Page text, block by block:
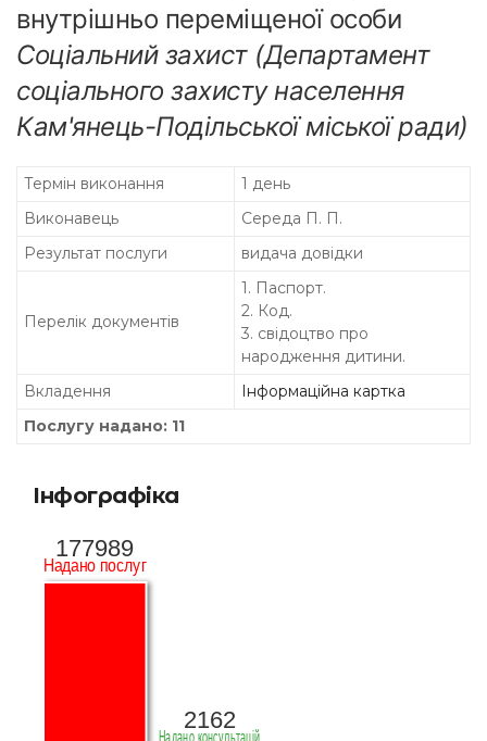
внутрішньо переміщеної особи
Соціальний захист (Департамент
соціального захисту населення
Кам'янець-Подільської міської ради)
Термін виконання
1 день
Виконавець
Середа П. П.
Результат послуги
видача довідки
Перелік документів
1. Паспорт.
2. Код.
3. свідоцтво про
народження дитини.
Вкладення
Інформаційна картка
Послугу надано: 11
Інфографіка